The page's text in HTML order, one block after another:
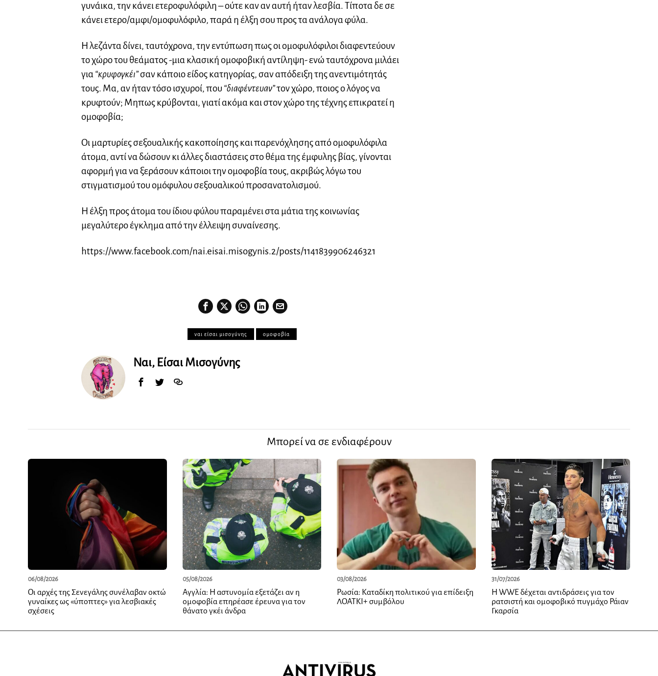
γυνάικα, την κάνει ετεροφυλόφιλη – ούτε καν αν αυτή ήταν λεσβία. Τίποτα δε σε
κάνει ετερο/αμφι/ομοφυλόφιλο, παρά η έλξη σου προς τα ανάλογα φύλα.
Η λεζάντα δίνει, ταυτόχρονα, την εντύπωση πως οι ομοφυλόφιλοι διαφεντεύουν
το χώρο του θεάματος -μια κλασική ομοφοβική αντίληψη- ενώ ταυτόχρονα μιλάει
για “κρυφογκέι”σαν κάποιο είδος κατηγορίας, σαν απόδειξη της ανεντιμότητάς
τους. Μα, αν ήταν τόσο ισχυροί, που “διαφέντευαν”τον χώρο, ποιος ο λόγος να
κρυφτούν; Μηπως κρύβονται, γιατί ακόμα και στον χώρο της τέχνης επικρατεί η
ομοφοβία;
Οι μαρτυρίες σεξουαλικής κακοποίησης και παρενόχλησης από ομοφυλόφιλα
άτομα, αντί να δώσουν κι άλλες διαστάσεις στο θέμα της έμφυλης βίας, γίνονται
αφορμή για να ξεράσουν κάποιοι την ομοφοβία τους, ακριβώς λόγω του
στιγματισμού του ομόφυλου σεξουαλικού προσανατολισμού.
Η έλξη προς άτομα του ίδιου φύλου παραμένει στα μάτια της κοινωνίας
μεγαλύτερο έγκλημα από την έλλειψη συναίνεσης.
https://www.facebook.com/nai.eisai.misogynis.2/posts/1141839906246321
ναι είσαι μισογύνης ομοφοβία
Ναι, Είσαι Μισογύνης
Μπορεί να σε ενδιαφέρουν
06/08/2026
Οι αρχές της Σενεγάλης συνέλαβαν οκτώ
γυναίκες ως «ύποπτες» για λεσβιακές
σχέσεις
05/08/2026
Αγγλία: Η αστυνομία εξετάζει αν η
ομοφοβία επηρέασε έρευνα για τον
θάνατο γκέι άνδρα
03/08/2026
Ρωσία: Καταδίκη πολιτικού για επίδειξη
ΛΟΑΤΚΙ+ συμβόλου
31/07/2026
Η WWE δέχεται αντιδράσεις για τον
ρατσιστή και ομοφοβικό πυγμάχο Ράιαν
Γκαρσία